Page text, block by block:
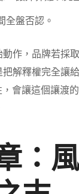
全盤否認。
作，品牌若採
解釋權完全讓
會讓這個讓渡
：